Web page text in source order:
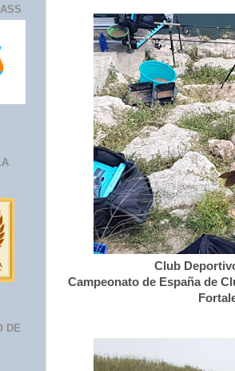
Club
Campeonato de España de
DE